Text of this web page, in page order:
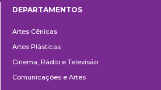
DEPARTAMENTOS
Artes Cênicas
Artes Plásticas
Cinema, Rádio e Televisão
Comunicações e Artes